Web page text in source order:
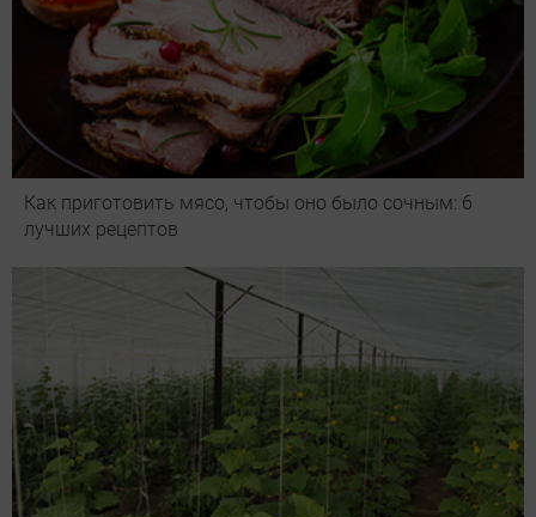
Как приготовить мясо, чтобы оно было сочным: 6
лучших рецептов